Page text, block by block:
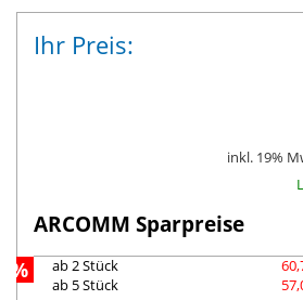
Ihr Preis:
inkl. 19%
ARCOMM Sparpreise
% ab 2 Stück
ab 5 Stück